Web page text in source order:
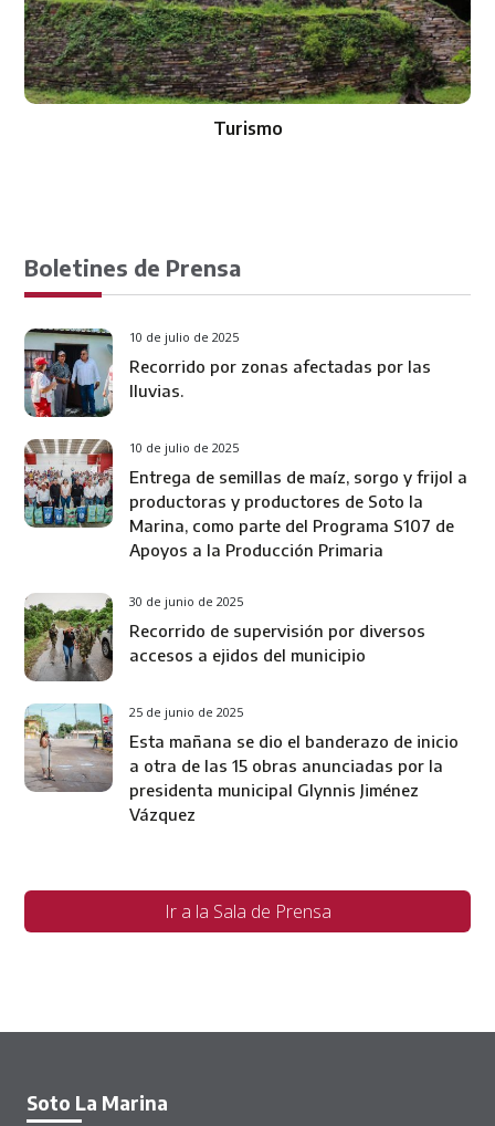
Turismo
Boletines de Prensa
10 de julio de 2025
Recorrido por zonas afectadas por las
lluvias.
10 de julio de 2025
Entrega de semillas de maíz, sorgo y frijol a
productoras y productores de Soto la
Marina, como parte del Programa S107 de
Apoyos a la Producción Primaria
30 de junio de 2025
Recorrido de supervisión por diversos
accesos a ejidos del municipio
25 de junio de 2025
Esta mañana se dio el banderazo de inicio
a otra de las 15 obras anunciadas por la
presidenta municipal Glynnis Jiménez
Vázquez
Ir a la Sala de Prensa
Soto La Marina